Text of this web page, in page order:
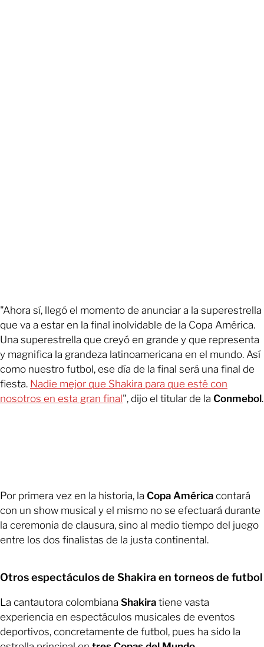
"Ahora sí, llegó el momento de anunciar a la superestrella
que va a estar en la final inolvidable de la Copa América.
Una superestrella que creyó en grande y que representa
y magnifica la grandeza latinoamericana en el mundo. Así
como nuestro futbol, ese día de la final será una final de
fiesta. Nadie mejor que Shakira para que esté con
nosotros en esta gran final", dijo el titular de la Conmebol.
Por primera vez en la historia, la Copa América contará
con un show musical y el mismo no se efectuará durante
la ceremonia de clausura, sino al medio tiempo del juego
entre los dos finalistas de la justa continental.
Otros espectáculos de Shakira en torneos de futbol
La cantautora colombiana Shakira tiene vasta
experiencia en espectáculos musicales de eventos
deportivos, concretamente de futbol, pues ha sido la